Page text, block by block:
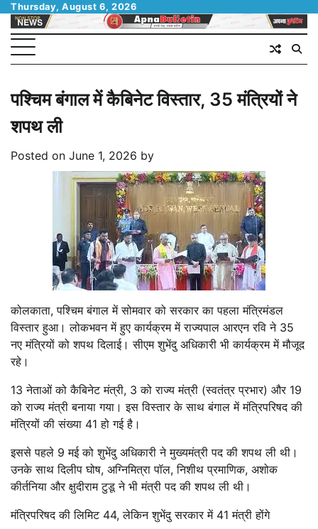
Skip
content
Thursday, August 6, 2026
पश्चिम बंगाल में कैबिनेट विस्तार, 35 मंत्रियों ने
शपथ ली
Posted on June 1, 2026 by
कोलकाता,पश्चिम बंगाल में सोमवार को सरकार का पहला मंत्रिमंडल
विस्तार हुआ। लोकभवन में हुए कार्यक्रम में राज्यपाल आरएन रवि ने 35
नए मंत्रियों को शपथ दिलाई। सीएम शुभेंदु अधिकारी भी कार्यक्रम में मौजूद
रहे।
13 नेताओं को कैबिनेट मंत्री, 3 को राज्य मंत्री (स्वतंत्र प्रभार) और 19
को राज्य मंत्री बनाया गया। इस विस्तार के साथ बंगाल में मंत्रिपरिषद की
मंत्रियों की संख्या 41 हो गई है।
इससे पहले 9 मई को शुभेंदु अधिकारी ने मुख्यमंत्री पद की शपथ ली थी।
उनके साथ दिलीप घोष, अग्निमित्रा पॉल, निशीथ प्रमाणिक, अशोक
कीर्तनिया और क्षुदीराम टुडू ने भी मंत्री पद की शपथ ली थी।
मंत्रिपरिषद की लिमिट 44, लेकिन शुभेंदु सरकार में 41 मंत्री होंगे